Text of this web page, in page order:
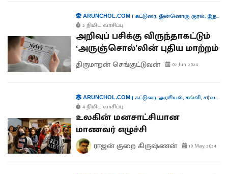
ARUNCHOL.COM| கட்டுரை, இன்னொரு குரல், இதழியல்
2 நிமிட வாசிப்பு
அறிவுப் பசிக்கு விருந்தாகட்டும்
‘அருஞ்சொல்’லின் புதிய மாற்றம்
திருமாறன் செங்குட்டுவன் 02 Jun 2024
ARUNCHOL.COM| கட்டுரை,அரசியல், கல்வி, சர்வதேசம்
4 நிமிட வாசிப்பு
உலகின் மனசாட்சியான
மாணவர் எழுச்சி
ராஜன் குறை கிருஷ்ணன் 10 May 2024